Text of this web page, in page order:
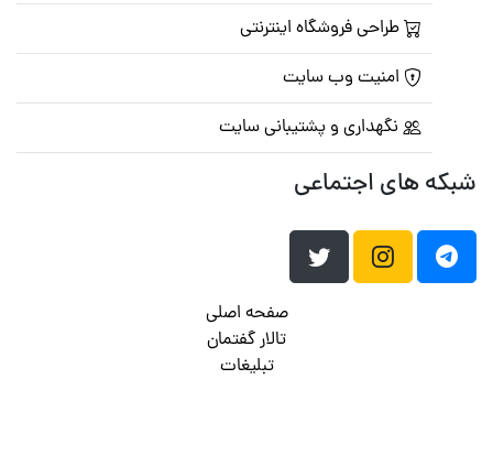
طراحی فروشگاه اینترنتی
امنیت وب سایت
نگهداری و پشتیبانی سایت
شبکه های اجتماعی
صفحه اصلی
تالار گفتمان
تبلیغات